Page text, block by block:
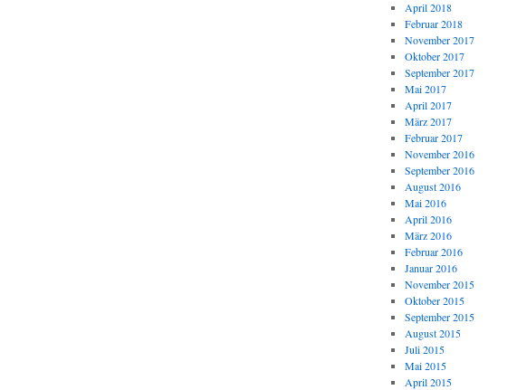
April 2018
Februar 2018
November 2017
Oktober 2017
September 2017
Mai 2017
April 2017
März 2017
Februar 2017
November 2016
September 2016
August 2016
Mai 2016
April 2016
März 2016
Februar 2016
Januar 2016
November 2015
Oktober 2015
September 2015
August 2015
Juli 2015
Mai 2015
April 2015